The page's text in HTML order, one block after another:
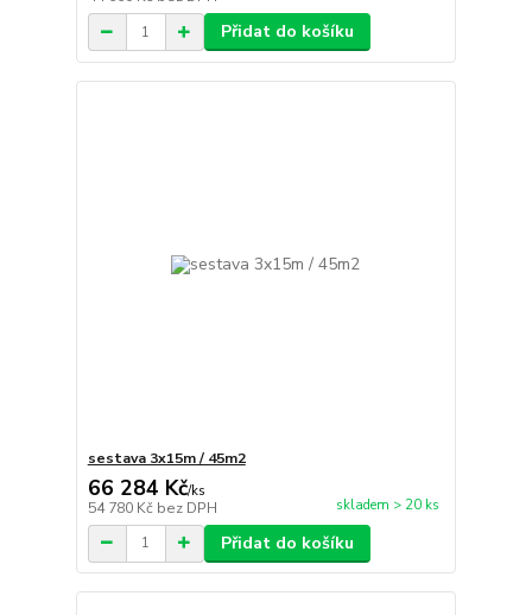
Přidat do košíku
sestava 3x15m / 45m2
66 284 Kč/ks
54 780 Kč bez DPH skladem > 20 ks
Přidat do košíku